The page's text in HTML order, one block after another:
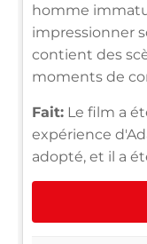
homme
impressionner
contient des
moments de
Fait: Le film a
expérience
adopté, et il a